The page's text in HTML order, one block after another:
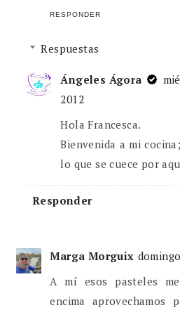
RESPONDER
Respuestas
Ángeles Ágora
2012
Hola Francesca.
Bienvenida a mi
lo que se cuece por
Responder
Marga Morguix
A mí esos pasteles
encima aprovechamos